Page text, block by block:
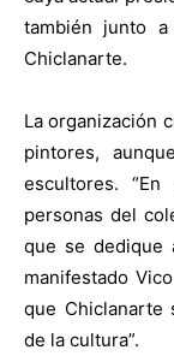
también junto a
Chiclanarte.
La organización
pintores,
escultores.
personas del
que se dedique
manifestado
que Chiclanarte
de la cultura”.